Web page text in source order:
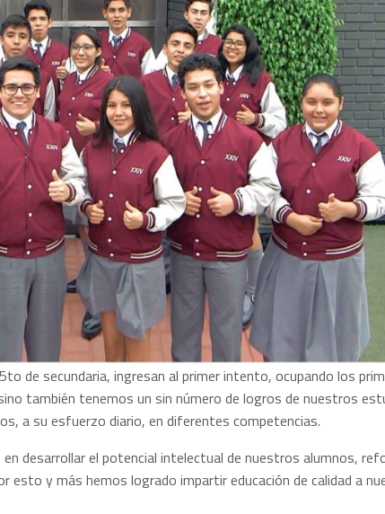
de secundaria, ingresan al primer intento, ocupando los
también tenemos un sin número de logros de nuestros
a su esfuerzo diario, en diferentes competencias.
desarrollar el potencial intelectual de nuestros alumnos,
esto y más hemos logrado impartir educación de calidad a